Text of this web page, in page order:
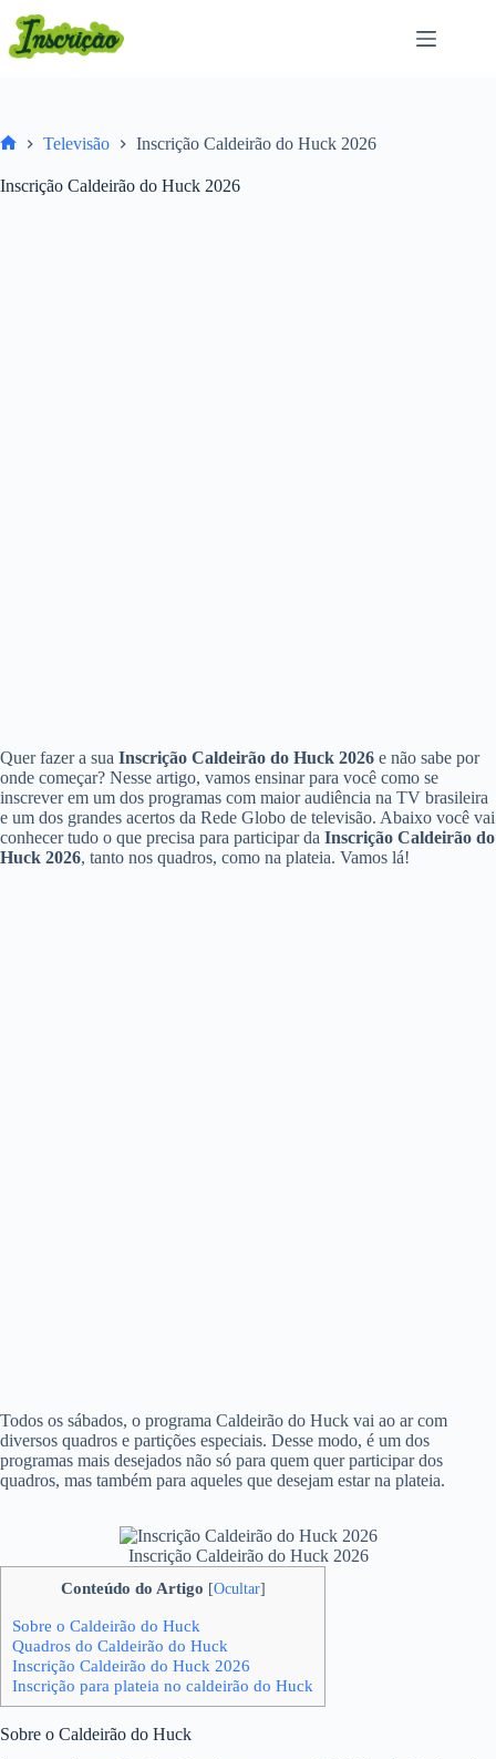
para
Televisão Inscrição Caldeirão do Huck 2026
Inscrição Caldeirão do Huck 2026
Quer fazer a sua Inscrição Caldeirão do Huck 2026 e não sabe por
onde começar? Nesse artigo, vamos ensinar para você como se
inscrever em um dos programas com maior audiência na TV brasileira
e um dos grandes acertos da Rede Globo de televisão. Abaixo você vai
conhecer tudo o que precisa para participar da Inscrição Caldeirão do
Huck 2026, tanto nos quadros, como na plateia. Vamos lá!
Todos os sábados, o programa Caldeirão do Huck vai ao ar com
diversos quadros e partições especiais. Desse modo, é um dos
programas mais desejados não só para quem quer participar dos
quadros, mas também para aqueles que desejam estar na plateia.
Inscrição Caldeirão do Huck 2026
Conteúdo do Artigo [Ocultar]
Sobre o Caldeirão do Huck
Quadros do Caldeirão do Huck
Inscrição Caldeirão do Huck 2026
Inscrição para plateia no caldeirão do Huck
Sobre o Caldeirão do Huck